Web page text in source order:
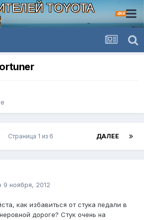
TOYOTA
4X4
ДАЛЕЕ
Страница 1 из 6
9 ноября, 2012
как избавиться от стука педали в
дороге? Стук очень на